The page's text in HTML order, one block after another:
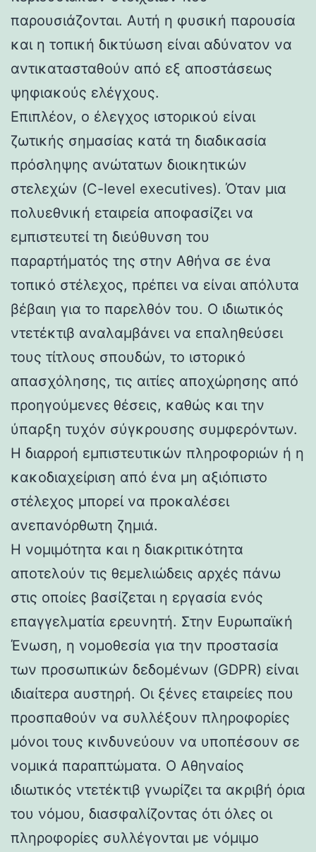
παρουσιάζονται. Αυτή η φυσική παρουσία
και η τοπική δικτύωση είναι αδύνατον να
αντικατασταθούν από εξ αποστάσεως
ψηφιακούς ελέγχους.
Επιπλέον, ο έλεγχος ιστορικού είναι
ζωτικής σημασίας κατά τη διαδικασία
πρόσληψης ανώτατων διοικητικών
στελεχών (C-level executives). Όταν μια
πολυεθνική εταιρεία αποφασίζει να
εμπιστευτεί τη διεύθυνση του
παραρτήματός της στην Αθήνα σε ένα
τοπικό στέλεχος, πρέπει να είναι απόλυτα
βέβαιη για το παρελθόν του. Ο ιδιωτικός
ντετέκτιβ αναλαμβάνει να επαληθεύσει
τους τίτλους σπουδών, το ιστορικό
απασχόλησης, τις αιτίες αποχώρησης από
προηγούμενες θέσεις, καθώς και την
ύπαρξη τυχόν σύγκρουσης συμφερόντων.
Η διαρροή εμπιστευτικών πληροφοριών ή η
κακοδιαχείριση από ένα μη αξιόπιστο
στέλεχος μπορεί να προκαλέσει
ανεπανόρθωτη ζημιά.
Η νομιμότητα και η διακριτικότητα
αποτελούν τις θεμελιώδεις αρχές πάνω
στις οποίες βασίζεται η εργασία ενός
επαγγελματία ερευνητή. Στην Ευρωπαϊκή
Ένωση, η νομοθεσία για την προστασία
των προσωπικών δεδομένων (GDPR) είναι
ιδιαίτερα αυστηρή. Οι ξένες εταιρείες που
προσπαθούν να συλλέξουν πληροφορίες
μόνοι τους κινδυνεύουν να υποπέσουν σε
νομικά παραπτώματα. Ο Αθηναίος
ιδιωτικός ντετέκτιβ γνωρίζει τα ακριβή όρια
του νόμου, διασφαλίζοντας ότι όλες οι
πληροφορίες συλλέγονται με νόμιμο